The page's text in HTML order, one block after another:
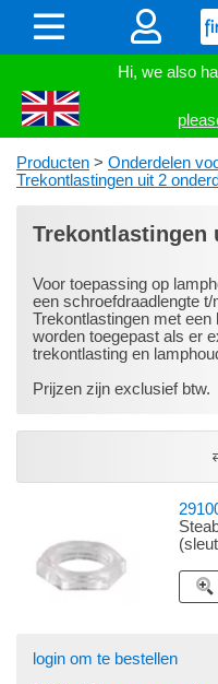
Hi, we also
Producten > Onderdelen
Trekontlastingen uit 2
Trekontlastingen
Voor toepassing op
een schroefdraadlengte
Trekontlastingen met
worden toegepast als er
trekontlasting en
Prijzen zijn exclusief btw.
login om te bestellen